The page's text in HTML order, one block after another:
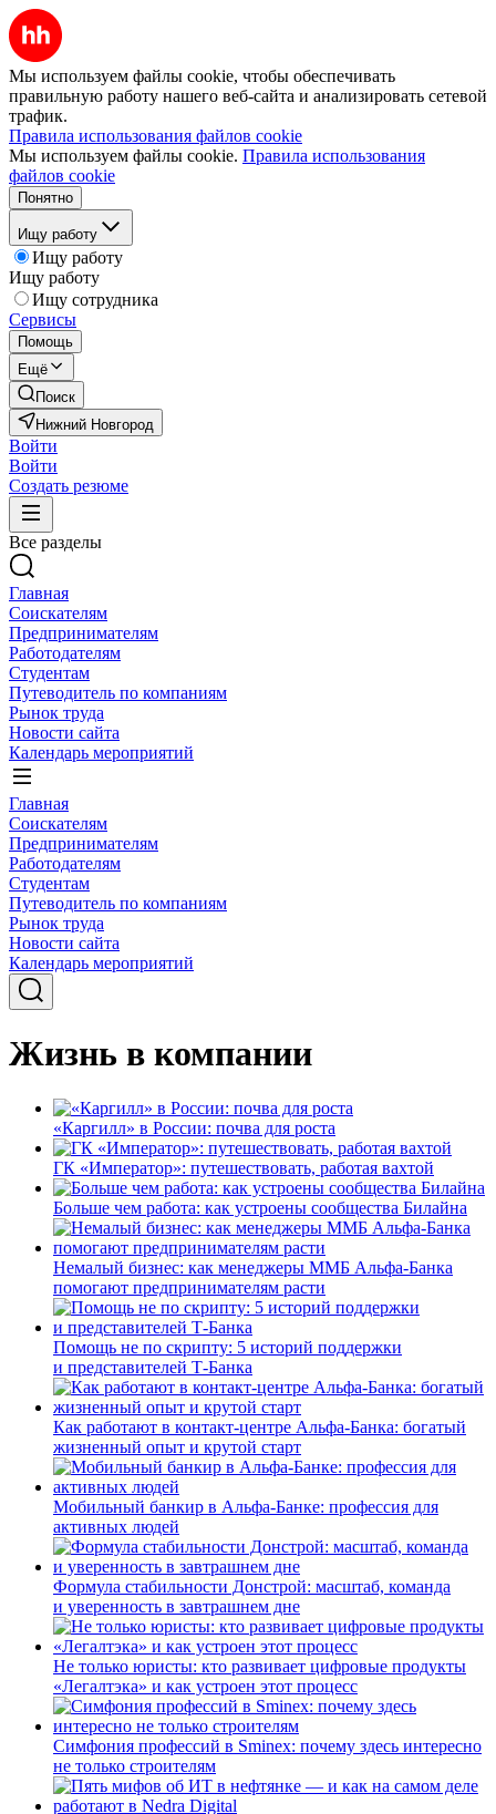
Мы используем файлы cookie, чтобы обеспечивать
правильную работу нашего веб-сайта и анализировать сетевой
трафик.
Правила использования файлов cookie
Мы используем файлы cookie. Правила использования
файлов cookie
Понятно
Ищу работу
Ищу работу
Ищу работу
Ищу сотрудника
Сервисы
Помощь
Ещё
Поиск
Нижний Новгород
Войти
Войти
Создать резюме
Все разделы
Главная
Соискателям
Предпринимателям
Работодателям
Студентам
Путеводитель по компаниям
Рынок труда
Новости сайта
Календарь мероприятий
Главная
Соискателям
Предпринимателям
Работодателям
Студентам
Путеводитель по компаниям
Рынок труда
Новости сайта
Календарь мероприятий
Жизнь в компании
«Каргилл» в России: почва для роста
ГК «Император»: путешествовать, работая вахтой
Больше чем работа: как устроены сообщества Билайна
Немалый бизнес: как менеджеры ММБ Альфа-Банка
помогают предпринимателям расти
Помощь не по скрипту: 5 историй поддержки
и представителей Т-Банка
Как работают в контакт-центре Альфа-Банка: богатый
жизненный опыт и крутой старт
Мобильный банкир в Альфа-Банке: профессия для
активных людей
Формула стабильности Донстрой: масштаб, команда
и уверенность в завтрашнем дне
Не только юристы: кто развивает цифровые продукты
«Легалтэка» и как устроен этот процесс
Симфония профессий в Sminex: почему здесь интересно
не только строителям